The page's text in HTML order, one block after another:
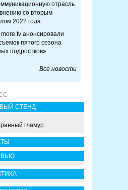
отрасль
со вторым
2022 года
анонсировали
пятого сезона
подростков»
Все новости
СТЕНД
гламур